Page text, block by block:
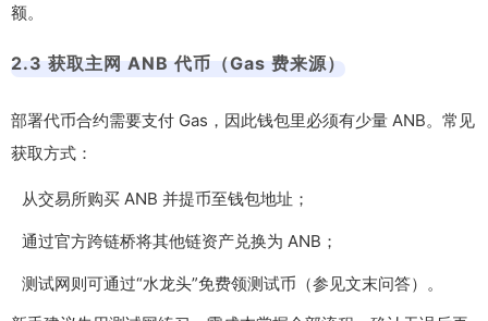
额。
2.3 获取主网 ANB 代币（Gas 费来源）
部署代币合约需要支付 Gas，因此钱包里必须有少量 ANB。常见
获取方式：
从交易所购买 ANB 并提币至钱包地址；
通过官方跨链桥将其他链资产兑换为 ANB；
测试网则可通过“水龙头”免费领测试币（参见文末问答）。